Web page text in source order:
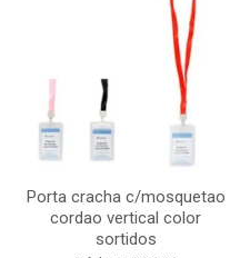
Porta cracha c/mosquetao
cordao vertical color
sortidos